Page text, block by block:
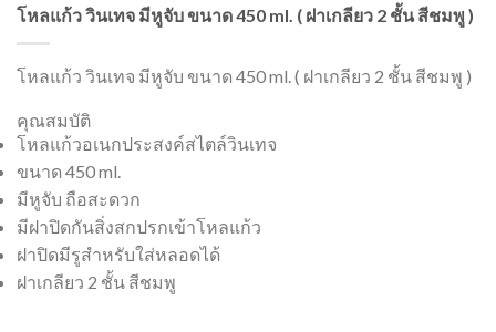
โหลแก้ว วินเทจ มีหูจับ ขนาด 450 ml. ( ฝาเกลียว 2 ชั้น สีชมพู )
โหลแก้ว วินเทจ มีหูจับ ขนาด 450 ml. ( ฝาเกลียว 2 ชั้น สีชมพู )
คุณสมบัติ
โหลแก้วอเนกประสงค์สไตล์วินเทจ
ขนาด 450 ml.
มีหูจับ ถือสะดวก
มีฝาปิดกันสิ่งสกปรกเข้าโหลแก้ว
ฝาปิดมีรูสำหรับใส่หลอดได้
ฝาเกลียว 2 ชั้น สีชมพู